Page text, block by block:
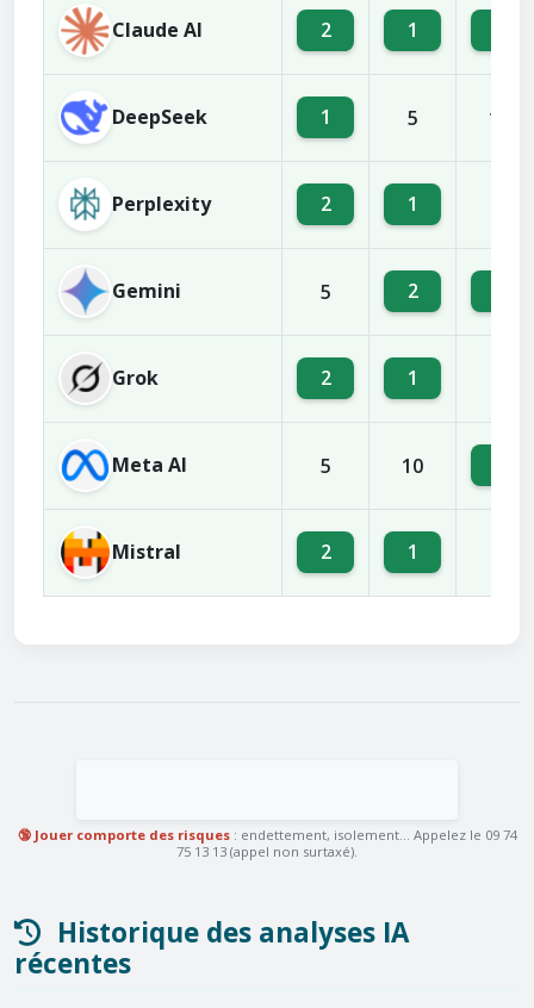
Claude AI 2 1
DeepSeek 1 5 10
Perplexity 2 1
Gemini 5 2
Grok 2 1
Meta AI 5 10
Mistral 2 1
🔞 Jouer comporte des risques: endettement, isolement... Appelez le 09 74
75 13 13 (appel non surtaxé).
Historique des analyses IA
récentes